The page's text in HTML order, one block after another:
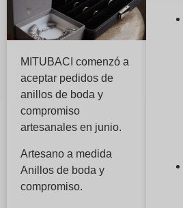
MITUBACI comenzó a
aceptar pedidos de
anillos de boda y
compromiso
artesanales en junio.
Artesano a medida
Anillos de boda y
compromiso.